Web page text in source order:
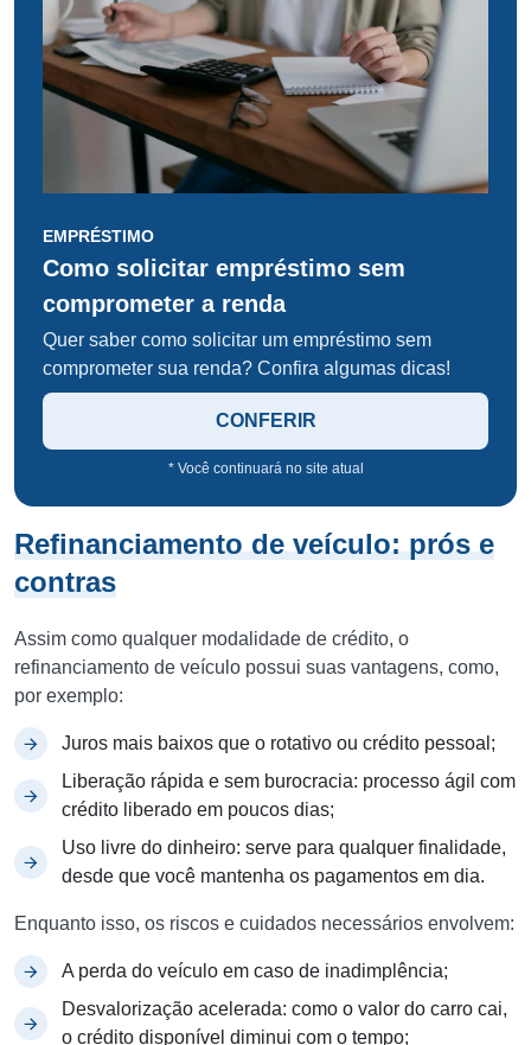
EMPRÉSTIMO
Como solicitar empréstimo sem
comprometer a renda
Quer saber como solicitar um empréstimo sem
comprometer sua renda? Confira algumas dicas!
CONFERIR
* Você continuará no site atual
Refinanciamento de veículo: prós e
contras
Assim como qualquer modalidade de crédito, o
refinanciamento de veículo possui suas vantagens, como,
por exemplo:
Juros mais baixos que o rotativo ou crédito pessoal;
Liberação rápida e sem burocracia: processo ágil com
crédito liberado em poucos dias;
Uso livre do dinheiro: serve para qualquer finalidade,
desde que você mantenha os pagamentos em dia.
Enquanto isso, os riscos e cuidados necessários envolvem:
A perda do veículo em caso de inadimplência;
Desvalorização acelerada: como o valor do carro cai,
o crédito disponível diminui com o tempo;